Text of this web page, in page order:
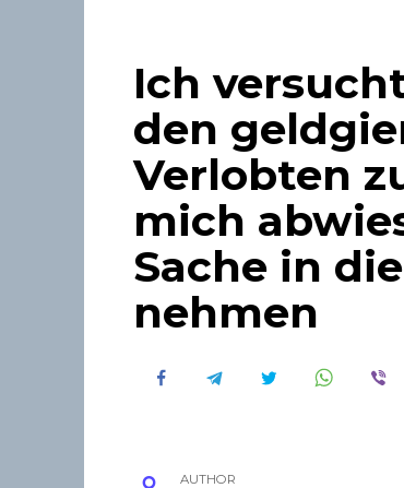
Ich
den
Verlobten
mich
Sache in
nehmen
AUTHOR